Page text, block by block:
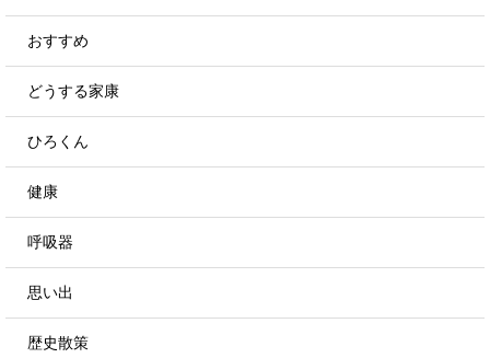
おすすめ
どうする家康
ひろくん
健康
呼吸器
思い出
歴史散策